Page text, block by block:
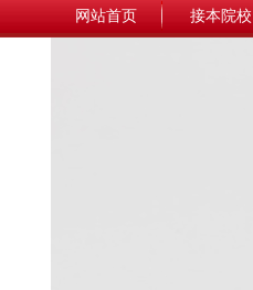
网站首页 接本院校